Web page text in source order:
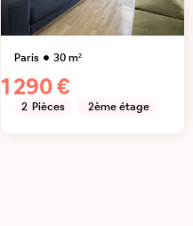
Paris 30m²
1 290 €
2 Pièces 2ème étage